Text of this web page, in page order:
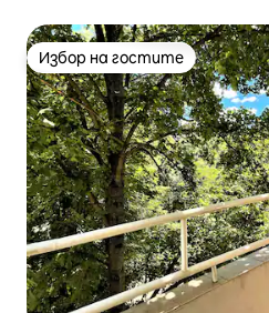
Избор на гостите
Избор на гостите